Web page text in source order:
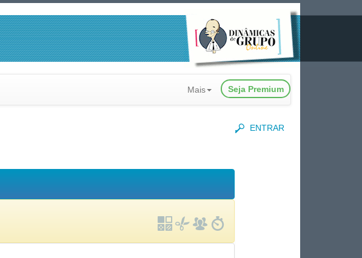
Mais Seja Premium
ENTRAR